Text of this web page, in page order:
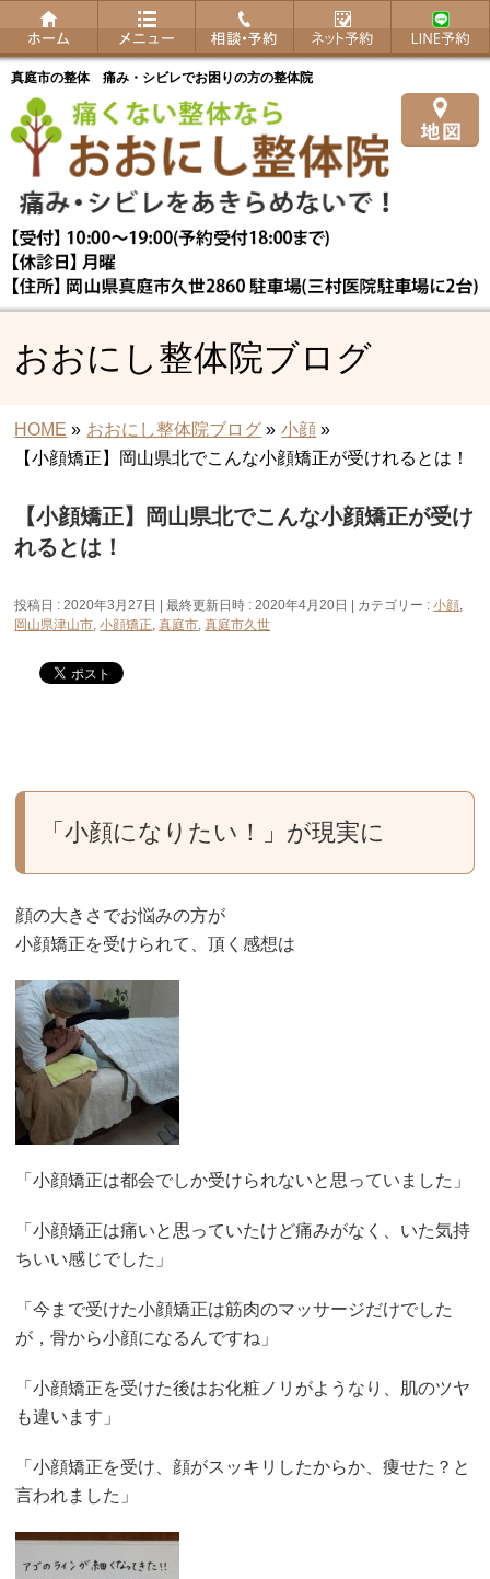
真庭市の整体 痛み・シビレでお困りの方の整体院
おおにし整体院ブログ
HOME » おおにし整体院ブログ » 小顔 »
【小顔矯正】岡山県北でこんな小顔矯正が受けれるとは！
【小顔矯正】岡山県北でこんな小顔矯正が受け
れるとは！
投稿日 : 2020年3月27日 最終更新日時 : 2020年4月20日 カテゴリー :小顔,
岡山県津山市,小顔矯正,真庭市,真庭市久世
「小顔になりたい！」が現実に
顔の大きさでお悩みの方が
小顔矯正を受けられて、頂く感想は
「小顔矯正は都会でしか受けられないと思っていました」
「小顔矯正は痛いと思っていたけど痛みがなく、いた気持
ちいい感じでした」
「今まで受けた小顔矯正は筋肉のマッサージだけでした
が，骨から小顔になるんですね」
「小顔矯正を受けた後はお化粧ノリがようなり、肌のツヤ
も違います」
「小顔矯正を受け、顔がスッキリしたからか、痩せた？と
言われました」